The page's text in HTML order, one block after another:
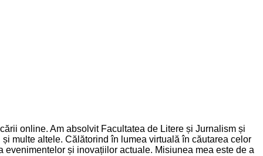
online. Am absolvit Facultatea de Litere și Jurnalism și
multe altele. Călătorind în lumea virtuală în căutarea celor
și inovațiilor actuale. Misiunea mea este de a